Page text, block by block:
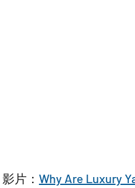
影片： Why Are Luxury